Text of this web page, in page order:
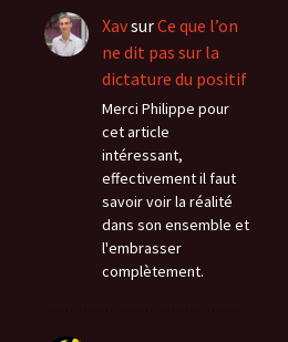
XavsurCe que l’on
ne dit pas sur la
dictature du positif
Merci Philippe pour
cet article
intéressant,
effectivement il faut
savoir voir la réalité
dans son ensemble et
l'embrasser
complètement.